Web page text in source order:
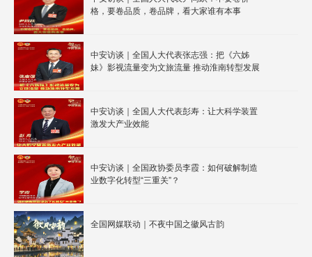
格，要卷品质，卷品牌，看大家谁有本事
中安访谈｜全国人大代表张志强：把《六姊
妹》影视流量变为文旅流量 推动淮南转型发展
中安访谈｜全国人大代表彭寿：让大科学装置
激发大产业效能
中安访谈｜全国政协委员李霞：如何破解制造
业数字化转型“三重关”？
全国网媒联动｜不夜中国之徽风古韵